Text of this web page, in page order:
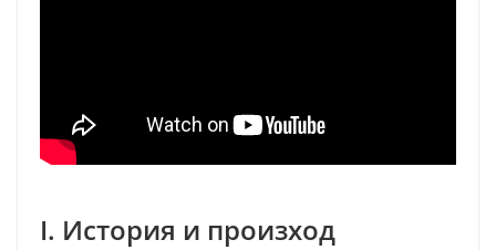
I. История и произход